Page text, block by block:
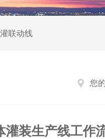
联动线
您
灌装生产线工作